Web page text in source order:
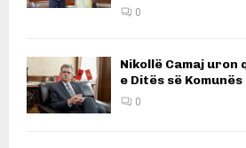
0
Nikollë Camaj
e Ditës së Komunës
0